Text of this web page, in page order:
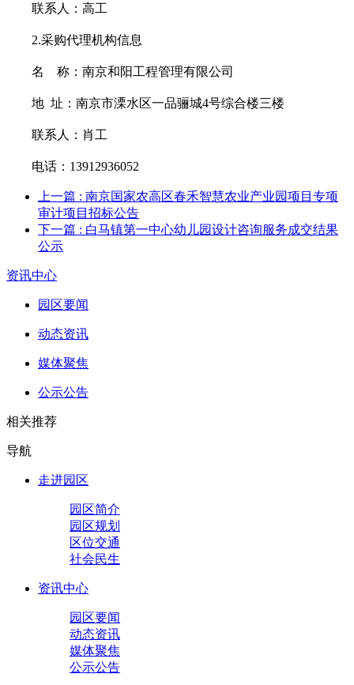
联系 人 ： 高工
2.采购代理机构信息
名 称： 南京和阳工程管理有限公司
地 址： 南京市溧水区一品骊城4号综合楼三楼
联系 人 ： 肖工
电话： 13912936052
上一篇 : 南京国家农高区春禾智慧农业产业园项目专项
审计项目招标公告
下一篇 : 白马镇第一中心幼儿园设计咨询服务成交结果
公示
资讯中心
园区要闻
动态资讯
媒体聚焦
公示公告
相关推荐
导航
走进园区
园区简介
园区规划
区位交通
社会民生
资讯中心
园区要闻
动态资讯
媒体聚焦
公示公告